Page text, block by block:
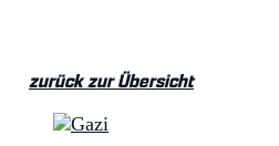
zurück zur Übersicht